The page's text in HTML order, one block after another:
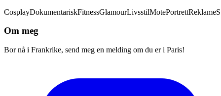
CosplayDokumentariskFitnessGlamourLivsstilMotePortrettReklame
Om meg
Bor nå i Frankrike, send meg en melding om du er i Paris!